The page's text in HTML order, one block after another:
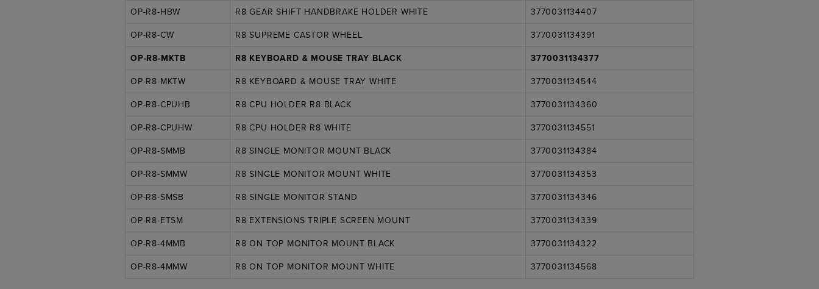
OP-R8-HBW
R8 GEAR SHIFT HANDBRAKE HOLDER WHITE
3770031134407
OP-R8-CW
R8 SUPREME CASTOR WHEEL
3770031134391
OP-R8-MKTB
R8 KEYBOARD & MOUSE TRAY BLACK
3770031134377
OP-R8-MKTW
R8 KEYBOARD & MOUSE TRAY WHITE
3770031134544
OP-R8-CPUHB
R8 CPU HOLDER R8 BLACK
3770031134360
OP-R8-CPUHW
R8 CPU HOLDER R8 WHITE
3770031134551
OP-R8-SMMB
R8 SINGLE MONITOR MOUNT BLACK
3770031134384
OP-R8-SMMW
R8 SINGLE MONITOR MOUNT WHITE
3770031134353
OP-R8-SMSB
R8 SINGLE MONITOR STAND
3770031134346
OP-R8-ETSM
R8 EXTENSIONS TRIPLE SCREEN MOUNT
3770031134339
OP-R8-4MMB
R8 ON TOP MONITOR MOUNT BLACK
3770031134322
OP-R8-4MMW
R8 ON TOP MONITOR MOUNT WHITE 3770031134568